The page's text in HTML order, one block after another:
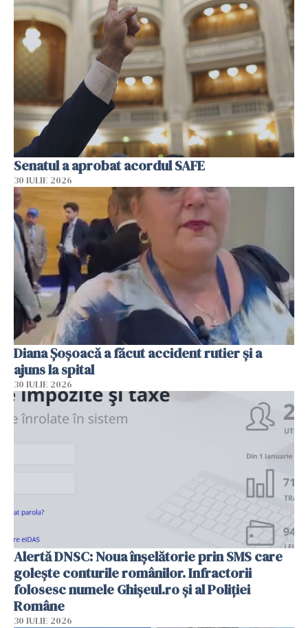
Senatul a aprobat acordul SAFE
30 IULIE 2026
Diana Șoșoacă a făcut accident rutier și a
ajuns la spital
30 IULIE 2026
Alertă DNSC: Noua înșelătorie prin SMS care
golește conturile românilor. Infractorii
folosesc numele Ghișeul.ro și al Poliției
Române
30 IULIE 2026